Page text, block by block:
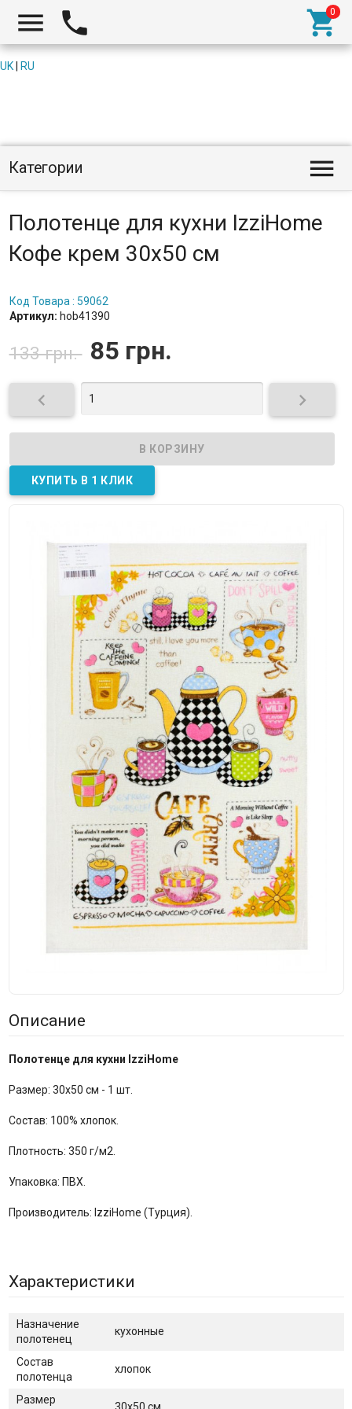
  
UK RU
Категории 
Полотенце для кухни IzziHome
Кофе крем 30х50 см
Код Товара : 59062
Артикул: hob41390
133 грн. 85 грн.
 
Описание
Полотенце для кухни IzziHome
Размер: 30х50 см - 1 шт.
Состав: 100% хлопок.
Плотность: 350 г/м2.
Упаковка: ПВХ.
Производитель: IzziHome (Турция).
Характеристики
Назначение
полотенец
кухонные
Состав
полотенца
хлопок
Размер
30х50 см